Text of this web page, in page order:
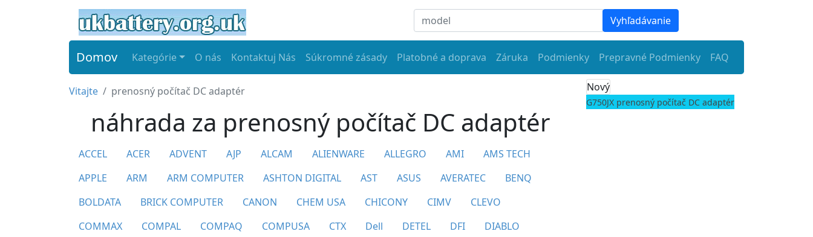
Vyhľadávanie
Domov Kategórie O nás Kontaktuj Nás Súkromné zásady Platobné a doprava Záruka Podmienky Prepravné Podmienky FAQ
Vitajte prenosný počítač DC adaptér
náhrada za prenosný počítač DC adaptér
ACCEL ACER ADVENT AJP ALCAM ALIENWARE ALLEGRO AMI
AMS TECH
APPLE
ARM ARM COMPUTER ASHTON DIGITAL AST ASUS AVERATEC
BENQ
BOLDATA
BRICK COMPUTER CANON CHEM USA CHICONY CIMV
CLEVO
COMMAX
COMPAL COMPAQ COMPUSA CTX Dell DETEL DFI
DIABLO
Nový
G750JX prenosný počítač DC adaptér